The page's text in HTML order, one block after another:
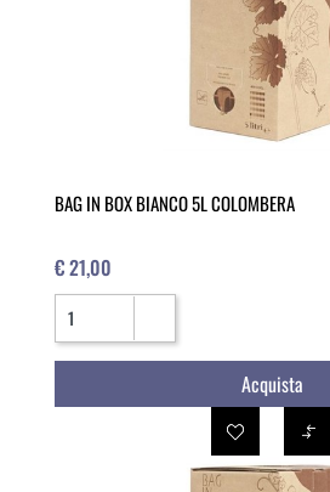
BAG IN BOX BIANCO 5L COLOMBERA
€ 21,00
Quantità
Acquista